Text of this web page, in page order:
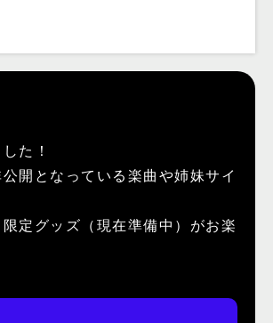
た！
開となっている楽曲や姉妹サイ
定グッズ（現在準備中）がお楽